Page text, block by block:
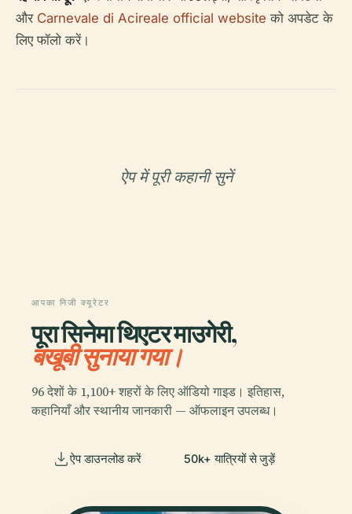
और Carnevale di Acireale official website को अपडेट के
लिए फॉलो करें।
ऐप में पूरी कहानी सुनें
आपका निजी क्यूरेटर
पूरा सिनेमा थिएटर माउगेरी,
बखूबी सुनाया गया।
96 देशों के 1,100+ शहरों के लिए ऑडियो गाइड। इतिहास,
कहानियाँ और स्थानीय जानकारी — ऑफलाइन उपलब्ध।
ऐप डाउनलोड करें 50k+ यात्रियों से जुड़ें